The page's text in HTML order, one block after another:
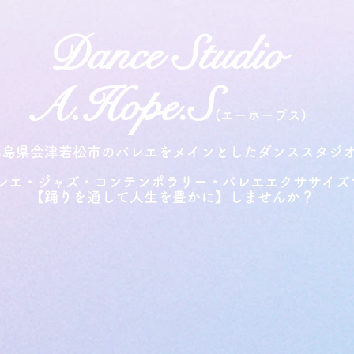
県会津若松市のバレエをメインとしたダンススタジ
エ・ジャズ・コンテンポラリー・バレエエクササイズ
​【踊りを通して人生を豊かに】しませんか？
Dance Studio
A.Hope.S(エーホープス)